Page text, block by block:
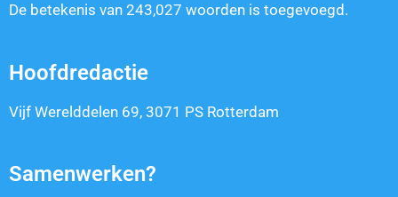
De betekenis van 243,027 woorden is toegevoegd.
Hoofdredactie
Vijf Werelddelen 69, 3071 PS Rotterdam
Samenwerken?